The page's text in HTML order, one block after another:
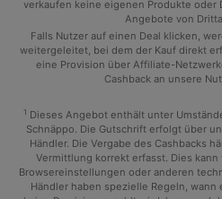
verkaufen keine eigenen Produkte
Angebote von
Falls Nutzer auf einen Deal klicken,
weitergeleitet, bei dem der Kauf direkt
eine Provision über Affiliate-
Cashback an unsere
1 Dieses Angebot enthält unter
Schnäppo. Die Gutschrift erfolgt über
Händler. Die Vergabe des Cashbacks
Vermittlung korrekt erfasst. Dies
Browsereinstellungen oder anderen
Händler haben spezielle Regeln,